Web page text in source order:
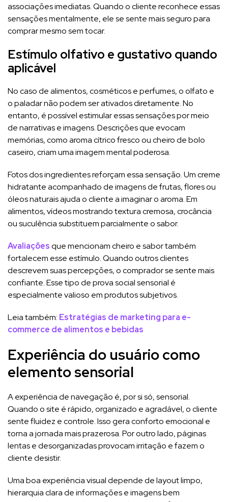
associações imediatas. Quando o cliente reconhece essas
sensações mentalmente, ele se sente mais seguro para
comprar mesmo sem tocar.
Estímulo olfativo e gustativo quando
aplicável
No caso de alimentos, cosméticos e perfumes, o olfato e
o paladar não podem ser ativados diretamente. No
entanto, é possível estimular essas sensações por meio
de narrativas e imagens. Descrições que evocam
memórias, como aroma cítrico fresco ou cheiro de bolo
caseiro, criam uma imagem mental poderosa.
Fotos dos ingredientes reforçam essa sensação. Um creme
hidratante acompanhado de imagens de frutas, flores ou
óleos naturais ajuda o cliente a imaginar o aroma. Em
alimentos, vídeos mostrando textura cremosa, crocância
ou suculência substituem parcialmente o sabor.
Avaliaçõesque mencionam cheiro e sabor também
fortalecem esse estímulo. Quando outros clientes
descrevem suas percepções, o comprador se sente mais
confiante. Esse tipo de prova social sensorial é
especialmente valioso em produtos subjetivos.
Leia também: Estratégias de marketing para e-
commerce de alimentos e bebidas
Experiência do usuário como
elemento sensorial
A experiência de navegação é, por si só, sensorial.
Quando o site é rápido, organizado e agradável, o cliente
sente fluidez e controle. Isso gera conforto emocional e
torna a jornada mais prazerosa. Por outro lado, páginas
lentas e desorganizadas provocam irritação e fazem o
cliente desistir.
Uma boa experiência visual depende de layout limpo,
hierarquia clara de informações e imagens bem